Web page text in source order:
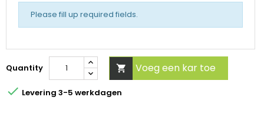
Please fill up required fields.
Quantity  Voeg een kar toe
 Levering 3-5 werkdagen